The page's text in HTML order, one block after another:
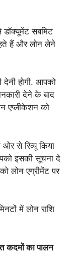
डॉक्यूमेंट सबमिट
हैं और लोन लेने
होगी. आपको
देने के बाद
एप्लीकेशन को
से रिव्यू किया
इसकी सूचना दे
लोन एग्रीमेंट पर
में लोन राशि
कदमों का पालन